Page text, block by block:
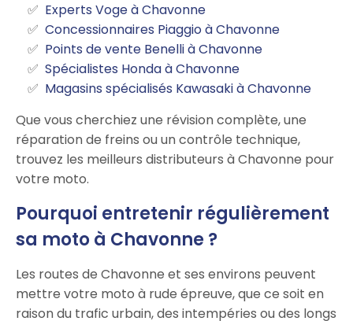
Experts Voge à Chavonne
Concessionnaires Piaggio à Chavonne
Points de vente Benelli à Chavonne
Spécialistes Honda à Chavonne
Magasins spécialisés Kawasaki à Chavonne
Que vous cherchiez une révision complète, une
réparation de freins ou un contrôle technique,
trouvez les meilleurs distributeurs à Chavonne pour
votre moto.
Pourquoi entretenir régulièrement
sa moto à Chavonne ?
Les routes de Chavonne et ses environs peuvent
mettre votre moto à rude épreuve, que ce soit en
raison du trafic urbain, des intempéries ou des longs